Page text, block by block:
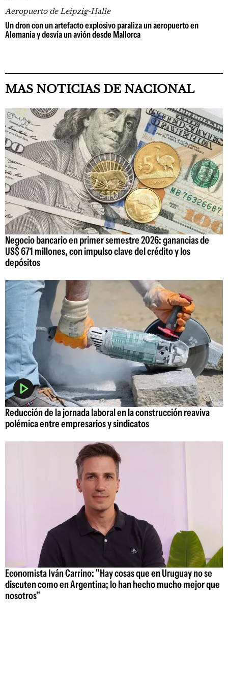
Aeropuerto de Leipzig-Halle
Un dron con un artefacto explosivo paraliza un aeropuerto en
Alemania y desvía un avión desde Mallorca
MAS NOTICIAS DE NACIONAL
Negocio bancario en primer semestre 2026: ganancias de
US$ 671 millones, con impulso clave del crédito y los
depósitos
Reducción de la jornada laboral en la construcción reaviva
polémica entre empresarios y sindicatos
Economista Iván Carrino: "Hay cosas que en Uruguay no se
discuten como en Argentina; lo han hecho mucho mejor que
nosotros"